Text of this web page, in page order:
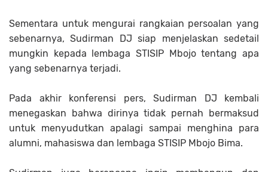
Sementara untuk mengurai rangkaian persoalan yang
sebenarnya, Sudirman DJ siap menjelaskan sedetail
mungkin kepada lembaga STISIP Mbojo tentang apa
yang sebenarnya terjadi.
Pada akhir konferensi pers, Sudirman DJ kembali
menegaskan bahwa dirinya tidak pernah bermaksud
untuk menyudutkan apalagi sampai menghina para
alumni, mahasiswa dan lembaga STISIP Mbojo Bima.